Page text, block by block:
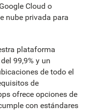
Cloud o
nube privada para
plataforma
99,9% y un
de todo el
de
ofrece opciones de
con estándares